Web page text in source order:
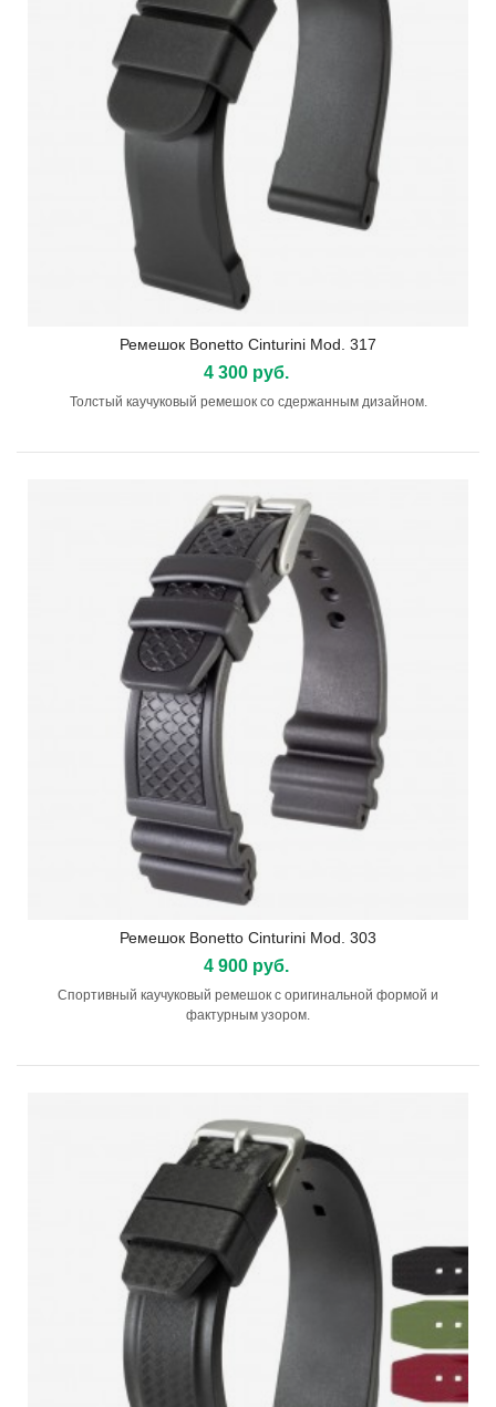
Ремешок Bonetto Cinturini Mod. 317
4 300 руб.
Толстый каучуковый ремешок со сдержанным дизайном.
Ремешок Bonetto Cinturini Mod. 303
4 900 руб.
Спортивный каучуковый ремешок с оригинальной формой и
фактурным узором.